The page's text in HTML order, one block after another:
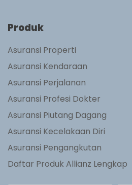
Produk
Asuransi Properti
Asuransi Kendaraan
Asuransi Perjalanan
Asuransi Profesi Dokter
Asuransi Piutang Dagang
Asuransi Kecelakaan Diri
Asuransi Pengangkutan
Daftar Produk Allianz Lengkap